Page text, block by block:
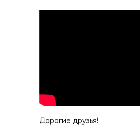
Дорогие друзья!